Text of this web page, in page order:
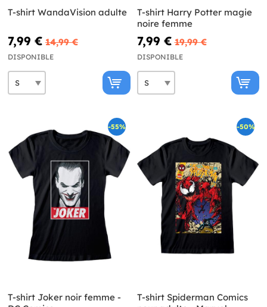
T-shirt WandaVision adulte
7,99 € 14,99 €
DISPONIBLE
T-shirt Harry Potter magie
noire femme
7,99 € 19,99 €
DISPONIBLE
-55%
T-shirt Joker noir femme -
-50%
T-shirt Spiderman Comics